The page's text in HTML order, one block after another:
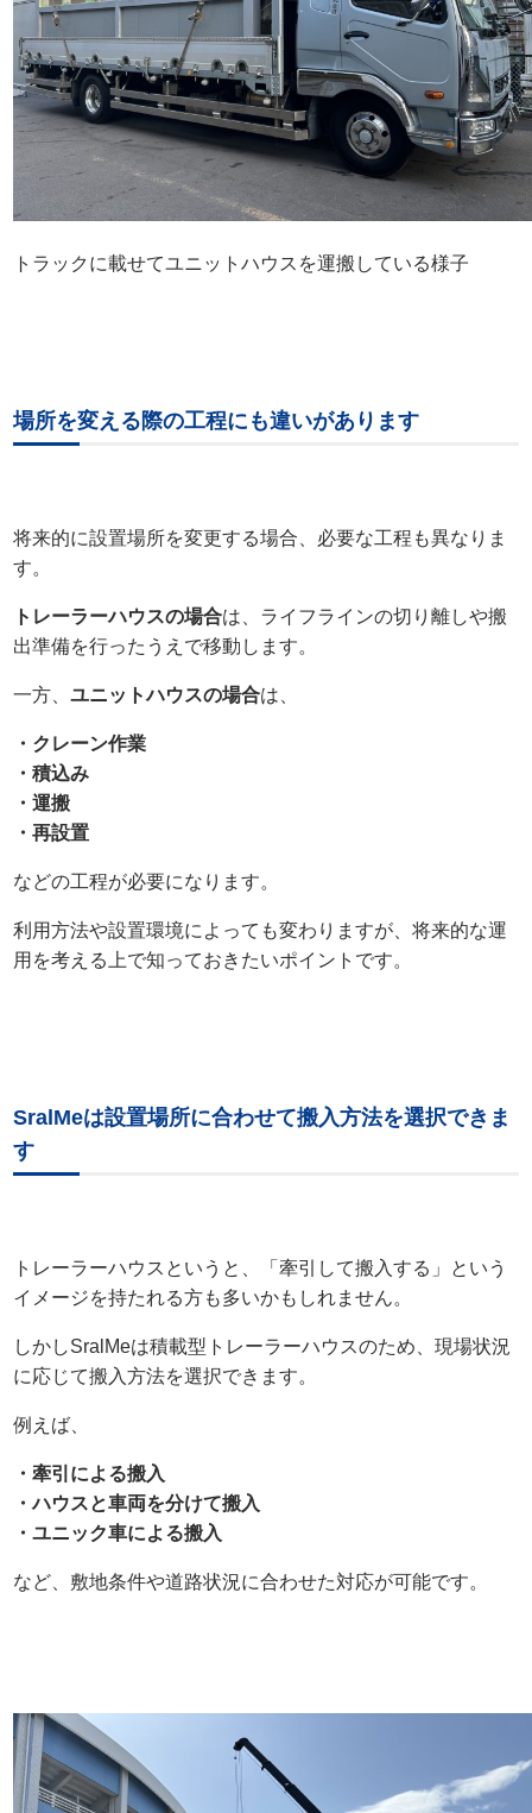
トラックに載せてユニットハウスを運搬している様子
場所を変える際の工程にも違いがあります
将来的に設置場所を変更する場合、必要な工程も異なりま
す。
トレーラーハウスの場合は、ライフラインの切り離しや搬
出準備を行ったうえで移動します。
一方、ユニットハウスの場合は、
・クレーン作業
・積込み
・運搬
・再設置
などの工程が必要になります。
利用方法や設置環境によっても変わりますが、将来的な運
用を考える上で知っておきたいポイントです。
SralMeは設置場所に合わせて搬入方法を選択できま
す
トレーラーハウスというと、「牽引して搬入する」という
イメージを持たれる方も多いかもしれません。
しかしSralMeは積載型トレーラーハウスのため、現場状況
に応じて搬入方法を選択できます。
例えば、
・牽引による搬入
・ハウスと車両を分けて搬入
・ユニック車による搬入
など、敷地条件や道路状況に合わせた対応が可能です。